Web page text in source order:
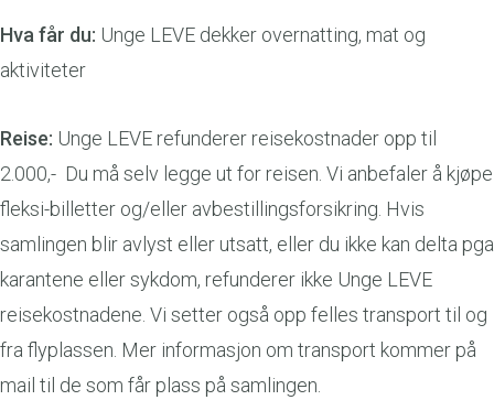
Hva får du: Unge LEVE dekker overnatting, mat og
aktiviteter
Reise: Unge LEVE refunderer reisekostnader opp til
2.000,- Du må selv legge ut for reisen. Vi anbefaler å kjøpe
fleksi-billetter og/eller avbestillingsforsikring. Hvis
samlingen blir avlyst eller utsatt, eller du ikke kan delta pga
karantene eller sykdom, refunderer ikke Unge LEVE
reisekostnadene. Vi setter også opp felles transport til og
fra flyplassen. Mer informasjon om transport kommer på
mail til de som får plass på samlingen.